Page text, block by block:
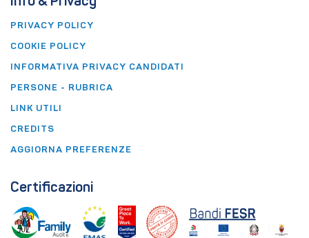
PRIVACY POLICY
COOKIE POLICY
INFORMATIVA PRIVACY CANDIDATI
PERSONE - RUBRICA
LINK UTILI
CREDITS
AGGIORNA PREFERENZE
Certificazioni